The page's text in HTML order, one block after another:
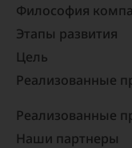
Философия
Этапы развития
Цель
Реализованные
Реализованные
Наши партнеры